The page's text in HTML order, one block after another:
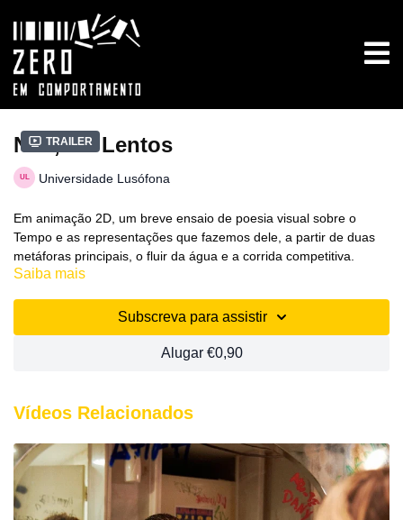
Trailer
Nós, Os Lentos
Universidade Lusófona
Em animação 2D, um breve ensaio de poesia visual sobre o
Tempo e as representações que fazemos dele, a partir de duas
metáforas principais, o fluir da água e a corrida competitiva.
Jeanne Waltz, Animação, 2020, Portugal, 4 min.
Saiba mais
Subscreva para assistir
Alugar €0,90
Vídeos Relacionados